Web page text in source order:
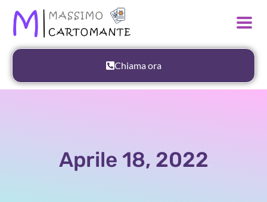
Chiama ora
Aprile 18, 2022